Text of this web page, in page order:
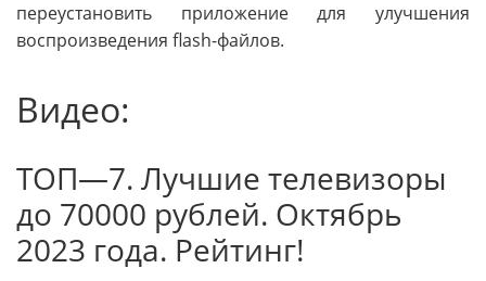
переустановить приложение для улучшения
воспроизведения flash-файлов.
Видео:
ТОП—7. Лучшие телевизоры
до 70000 рублей. Октябрь
2023 года. Рейтинг!